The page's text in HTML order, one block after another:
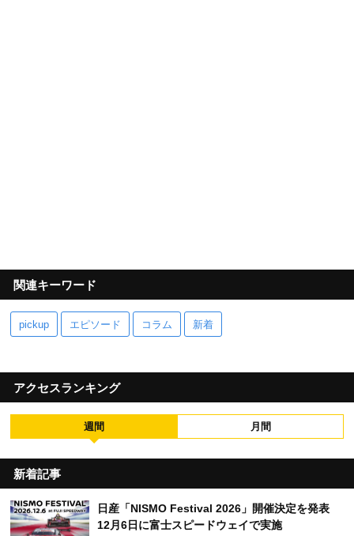
関連キーワード
pickup エピソード コラム 新着
アクセスランキング
週間 月間
新着記事
日産「NISMO Festival 2026」開催決定を発表
12月6日に富士スピードウェイで実施